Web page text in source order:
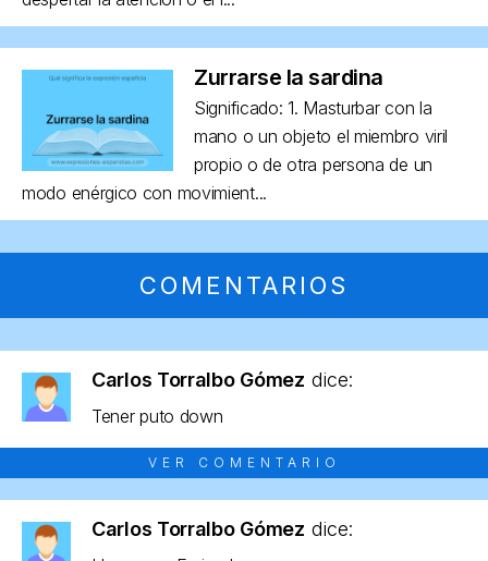
Zurrarse la sardina
Significado: 1. Masturbar con la
mano o un objeto el miembro viril
propio o de otra persona de un
modo enérgico con movimient...
COMENTARIOS
Carlos Torralbo Gómez dice:
Tener puto down
VER COMENTARIO
Carlos Torralbo Gómez dice: